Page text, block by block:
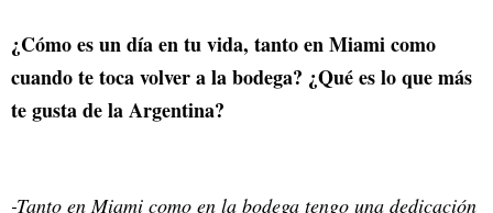
¿Cómo es un día en tu vida, tanto en Miami como
cuando te toca volver a la bodega? ¿Qué es lo que más
te gusta de la Argentina?
-Tanto en Miami como en la bodega tengo una dedicación